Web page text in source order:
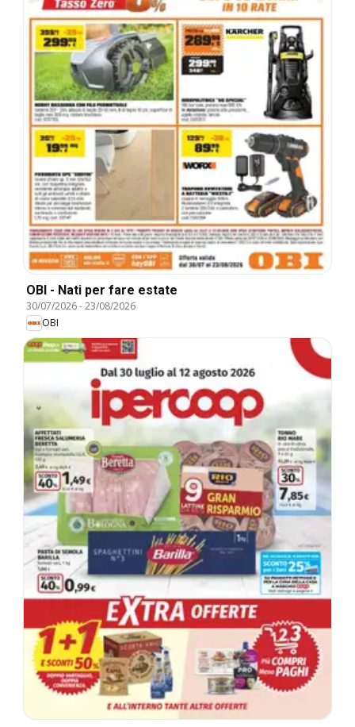
OBI - Nati per fare estate
30/07/2026-23/08/2026
OBI